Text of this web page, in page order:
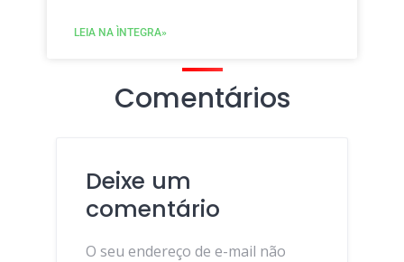
LEIA NA ÌNTEGRA»
Comentários
Deixe um
comentário
O seu endereço de e-mail não